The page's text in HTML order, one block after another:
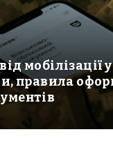
мобілізації
правила